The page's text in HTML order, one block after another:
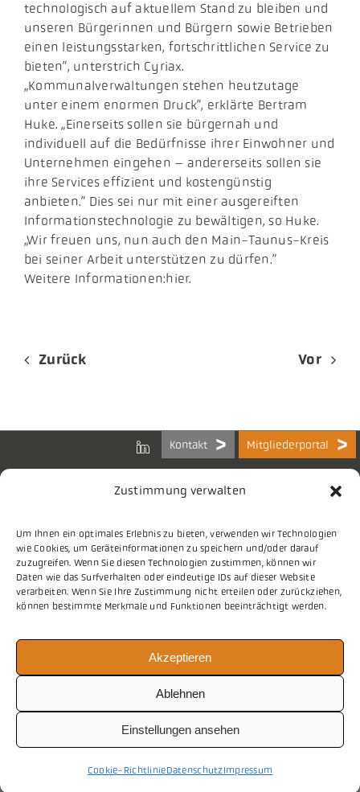
Zustimmung verwalten
Um Ihnen ein optimales Erlebnis zu bieten, verwenden wir Technologien
wie Cookies, um Geräteinformationen zu speichern und/oder darauf
zuzugreifen. Wenn Sie diesen Technologien zustimmen, können wir
Daten wie das Surfverhalten oder eindeutige IDs auf dieser Website
verarbeiten. Wenn Sie Ihre Zustimmung nicht erteilen oder zurückziehen,
können bestimmte Merkmale und Funktionen beeinträchtigt werden.
Akzeptieren
Ablehnen
Einstellungen ansehen
Cookie-RichtlinieDatenschutzImpressum
technologisch auf aktuellem Stand zu bleiben und
unseren Bürgerinnen und Bürgern sowie Betrieben
einen leistungsstarken, fortschrittlichen Service zu
bieten”, unterstrich Cyriax.
„Kommunalverwaltungen stehen heutzutage
unter einem enormen Druck”, erklärte Bertram
Huke. „Einerseits sollen sie bürgernah und
individuell auf die Bedürfnisse ihrer Einwohner und
Unternehmen eingehen – andererseits sollen sie
ihre Services effizient und kostengünstig
anbieten.” Dies sei nur mit einer ausgereiften
Informationstechnologie zu bewältigen, so Huke.
„Wir freuen uns, nun auch den Main-Taunus-Kreis
bei seiner Arbeit unterstützen zu dürfen.”
Weitere Informationen:hier.
Zurück Vor
Kontakt Mitgliederportal
Bundes-Arbeitsgemeinschaft
der Kommunalen IT-Dienstleister e.V.
Charlottenstraße 65
10117 Berlin
Tel.030 2063 156 0
info@vitako.de